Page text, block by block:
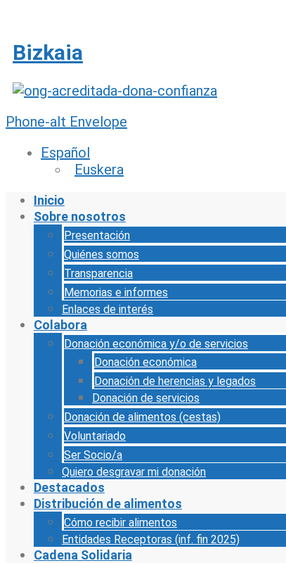
contenido
Bizkaia
Phone-alt Envelope
Español
Euskera
Inicio
Sobre nosotros
Presentación
Quiénes somos
Transparencia
Memorias e informes
Enlaces de interés
Colabora
Donación económica y/o de servicios
Donación económica
Donación de herencias y legados
Donación de servicios
Donación de alimentos (cestas)
Voluntariado
Ser Socio/a
Quiero desgravar mi donación
Destacados
Distribución de alimentos
Cómo recibir alimentos
Entidades Receptoras (inf. fin 2025)
Cadena Solidaria